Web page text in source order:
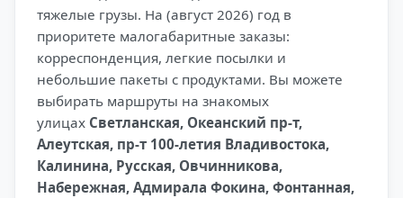
тяжелые грузы. На (август 2026) год в
приоритете малогабаритные заказы:
корреспонденция, легкие посылки и
небольшие пакеты с продуктами. Вы можете
выбирать маршруты на знакомых
улицах Светланская, Океанский пр-т,
Алеутская, пр-т 100-летия Владивостока,
Калинина, Русская, Овчинникова,
Набережная, Адмирала Фокина, Фонтанная,